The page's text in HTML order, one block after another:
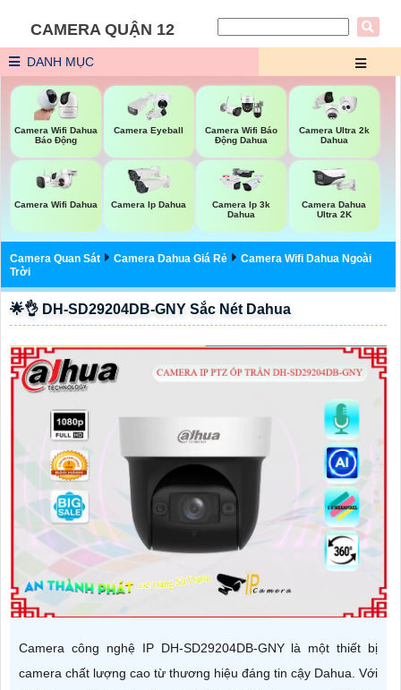
CAMERA QUẬN 12
DANH MỤC
Camera Wifi Dahua
Báo Động
Camera Eyeball
Camera Wifi Báo
Động Dahua
Camera Ultra 2k
Dahua
Camera Wifi Dahua Camera Ip Dahua
Camera Ip 3k
Dahua
Camera Dahua
Ultra 2K
Camera Quan Sát Camera Dahua Giá Rẻ
Camera Wifi Dahua Ngoài
Trời
🌟👌 DH-SD29204DB-GNY Sắc Nét Dahua
Camera công nghệ IP DH-SD29204DB-GNY là một thiết bị
camera chất lượng cao từ thương hiệu đáng tin cậy Dahua. Với